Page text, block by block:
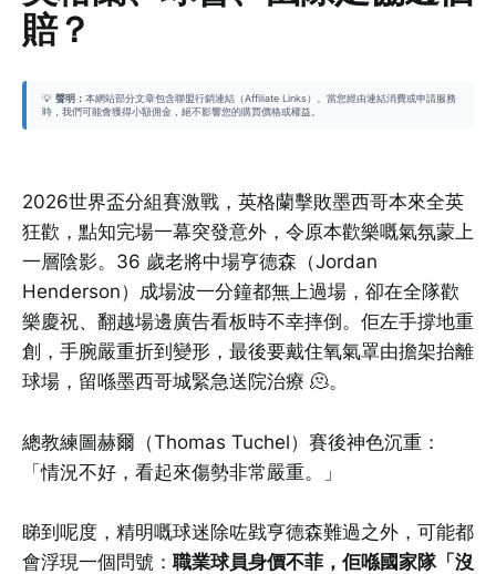
賠？
💡 聲明： 本網站部分文章包含聯盟行銷連結（Affiliate Links）。當您經由連結消費或申請服務
時，我們可能會獲得小額佣金，絕不影響您的購買價格或權益。
2026世界盃分組賽激戰，英格蘭擊敗墨西哥本來全英
狂歡，點知完場一幕突發意外，令原本歡樂嘅氣氛蒙上
一層陰影。36 歲老將中場亨德森（Jordan
Henderson）成場波一分鐘都無上過場，卻在全隊歡
樂慶祝、翻越場邊廣告看板時不幸摔倒。佢左手撐地重
創，手腕嚴重折到變形，最後要戴住氧氣罩由擔架抬離
球場，留喺墨西哥城緊急送院治療 🫠。
總教練圖赫爾（Thomas Tuchel）賽後神色沉重：
「情況不好，看起來傷勢非常嚴重。」
睇到呢度，精明嘅球迷除咗戥亨德森難過之外，可能都
會浮現一個問號： 職業球員身價不菲，佢喺國家隊「沒